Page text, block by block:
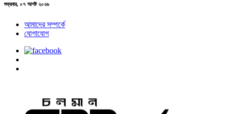
শুক্রবার, ০৭ আগষ্ট ২০২৬
আমাদের সম্পর্কে
যোগাযোগ